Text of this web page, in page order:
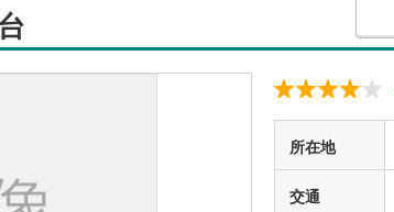
所在地
交通